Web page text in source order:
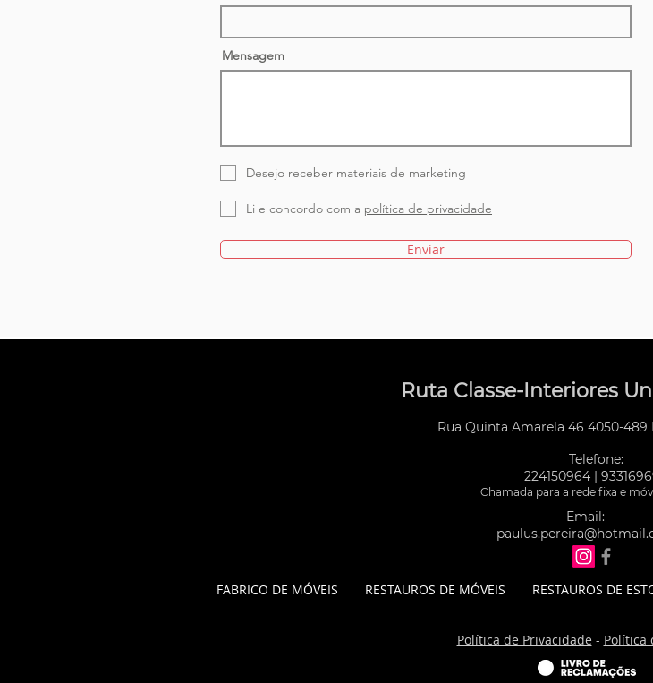
Mensagem
Desejo receber materiais de marketing
Li e concordo com a política de privacidade
Enviar
Ruta Classe-Interiores
Rua Quinta Amarela 46 4050-
Telefone:
224150964 |
Chamada para a rede fixa e
Email:
FABRICO DE MÓVEIS RESTAUROS DE MÓVEIS RESTAUROS DE
Política de Privacidade- Política